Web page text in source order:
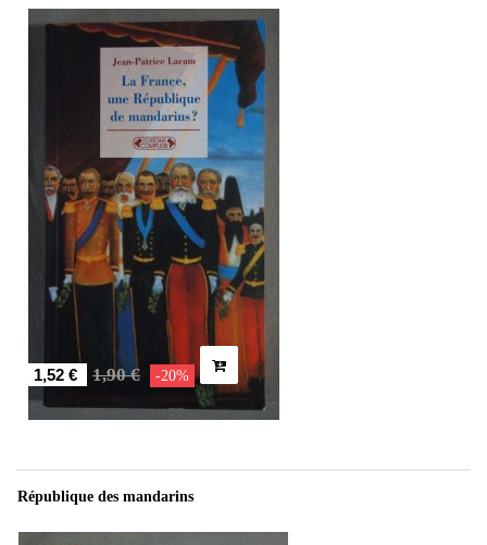
1,52 € 1,90 € -20%
République des mandarins